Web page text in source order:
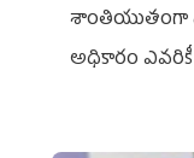
శాంతియుతంగా
అధికారం